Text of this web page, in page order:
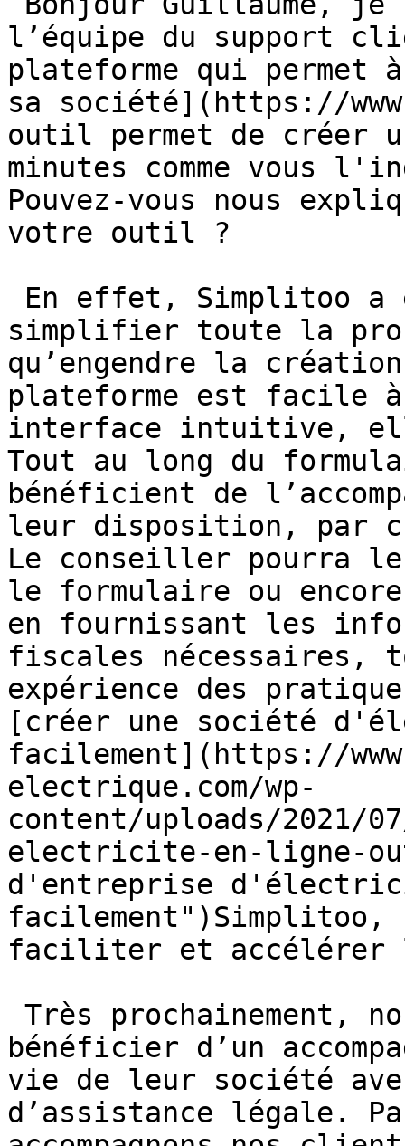
l’équipe du support
plateforme qui permet
sa société](https://
outil permet de créer
minutes comme vous
Pouvez-vous nous
votre outil ?
simplifier toute la
qu’engendre la
plateforme est facile
interface intuitive,
Tout au long du
bénéficient de
leur disposition, par
Le conseiller pourra
le formulaire ou
en fournissant les
fiscales nécessaires,
expérience des
[créer une société
facilement](https://
electrique.com/wp-
content/uploads/2021/
electricite-en-ligne-
d'entreprise
facilement")Simplitoo,
faciliter et accélérer
bénéficier d’un
vie de leur société
d’assistance légale.